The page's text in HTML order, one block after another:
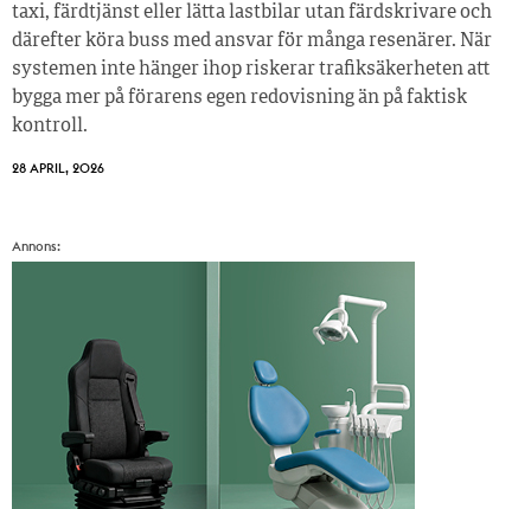
taxi, färdtjänst eller lätta lastbilar utan färdskrivare och
därefter köra buss med ansvar för många resenärer. När
systemen inte hänger ihop riskerar trafiksäkerheten att
bygga mer på förarens egen redovisning än på faktisk
kontroll.
28 APRIL, 2026
Annons: